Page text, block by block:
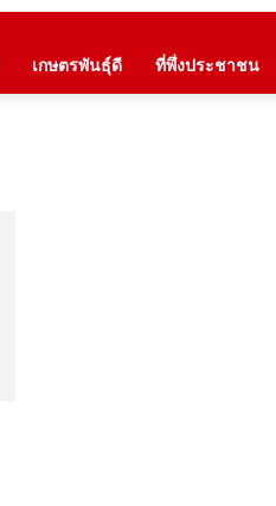
เกษตรพันธุ์ดี ที่พึ่งประชาชน